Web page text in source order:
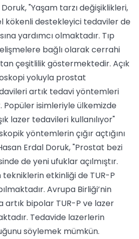
"Yaşam tarzı değişiklikleri,
kökenli destekleyici tedaviler de
yardımcı olmaktadır. Tıp
bağlı olarak cerrahi
çeşitlilik göstermektedir. Açık
yoluyla prostat
artık tedavi yöntemleri
Popüler isimleriyle ülkemizde
lazer tedavileri kullanılıyor"
yöntemlerin çığır açtığını
Erdal Doruk, "Prostat bezi
de yeni ufuklar açılmıştır.
tekniklerin etkinliği de TUR-P
Avrupa Birliği’nin
artık bipolar TUR-P ve lazer
Tedavide lazerlerin
söylemek mümkün.